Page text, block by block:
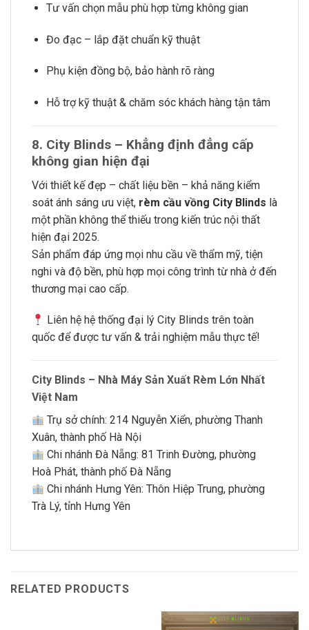
Tư vấn chọn mẫu phù hợp từng không gian
Đo đạc – lắp đặt chuẩn kỹ thuật
Phụ kiện đồng bộ, bảo hành rõ ràng
Hỗ trợ kỹ thuật & chăm sóc khách hàng tận tâm
8. City Blinds – Khẳng định đẳng cấp
không gian hiện đại
Với thiết kế đẹp – chất liệu bền – khả năng kiểm
soát ánh sáng ưu việt, rèm cầu vồng City Blinds là
một phần không thể thiếu trong kiến trúc nội thất
hiện đại 2025.
Sản phẩm đáp ứng mọi nhu cầu về thẩm mỹ, tiện
nghi và độ bền, phù hợp mọi công trình từ nhà ở đến
thương mại cao cấp.
Liên hệ hệ thống đại lý City Blinds trên toàn
quốc để được tư vấn & trải nghiệm mẫu thực tế!
City Blinds – Nhà Máy Sản Xuất Rèm Lớn Nhất
Việt Nam
Trụ sở chính: 214 Nguyễn Xiển, phường Thanh
Xuân, thành phố Hà Nội
Chi nhánh Đà Nẵng: 81 Trinh Đường, phường
Hoà Phát, thành phố Đà Nẵng
Chi nhánh Hưng Yên: Thôn Hiệp Trung, phường
Trà Lý, tỉnh Hưng Yên
RELATED PRODUCTS